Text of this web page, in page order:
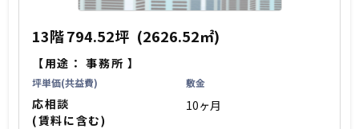
13階794.52坪 (2626.52㎡)
【用途：事務所 】
坪単価(共益費)
応相談
(賃料に含む)
敷金
10ヶ月